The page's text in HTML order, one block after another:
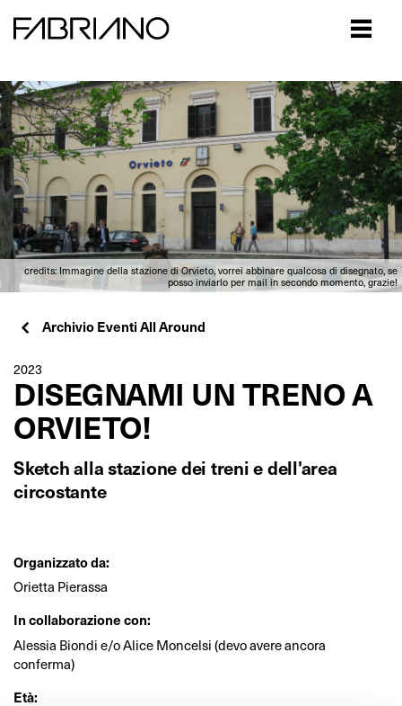
credits: Immagine della stazione di Orvieto, vorrei abbinare qualcosa di disegnato, se
posso inviarlo per mail in secondo momento, grazie!
Archivio Eventi All Around
2023
DISEGNAMI UN TRENO A
ORVIETO!
Sketch alla stazione dei treni e dell'area
circostante
Organizzato da:
Orietta Pierassa
In collaborazione con:
Alessia Biondi e/o Alice Moncelsi (devo avere ancora
conferma)
Età: